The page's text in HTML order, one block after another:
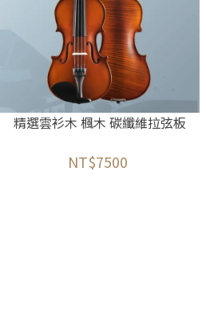
精選雲衫木 楓木 碳纖維拉弦板
NT$7500